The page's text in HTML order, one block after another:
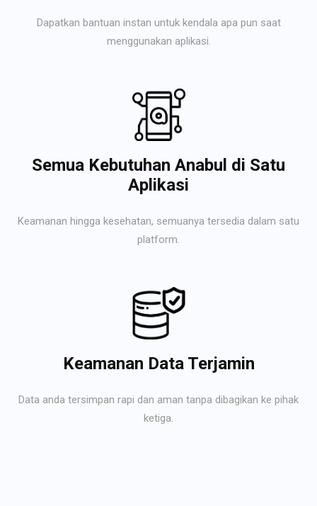
Dapatkan bantuan instan untuk kendala apa pun saat
menggunakan aplikasi.
Semua Kebutuhan Anabul di Satu
Aplikasi
Keamanan hingga kesehatan, semuanya tersedia dalam satu
platform.
Keamanan Data Terjamin
Data anda tersimpan rapi dan aman tanpa dibagikan ke pihak
ketiga.